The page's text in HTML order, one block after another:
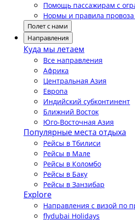
Помощь пассажирам с
Нормы и правила
Полет с нами
Направления
Куда мы летаем
Все направления
Африка
Центральная Азия
Европа
Индийский субконтинент
Ближний Восток
Юго-Восточная Азия
Популярные места отдыха
Рейсы в Тбилиси
Рейсы в Мале
Рейсы в Коломбо
Рейсы в Баку
Рейсы в Занзибар
Explore
Направления с визой по
flydubai Holidays